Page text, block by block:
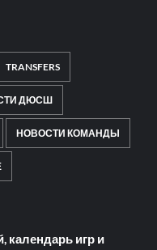
TRANSFERS
ДЮСШ
НОВОСТИ КОМАНДЫ
календарь игр и